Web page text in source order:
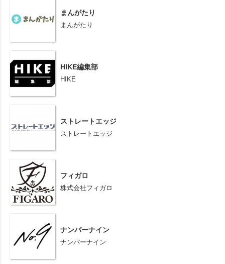
まんがたり
まんがたり
HIKE編集部
HIKE
ストレートエッジ
ストレートエッジ
フィガロ
株式会社フィガロ
ナンバーナイン
ナンバーナイン